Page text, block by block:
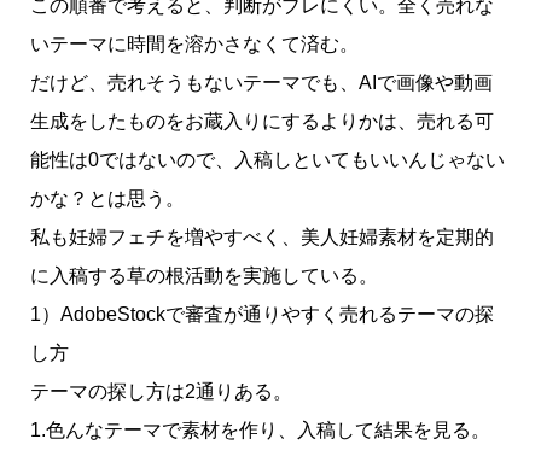
この順番で考えると、判断がブレにくい。全く売れな
いテーマに時間を溶かさなくて済む。
だけど、売れそうもないテーマでも、AIで画像や動画
生成をしたものをお蔵入りにするよりかは、売れる可
能性は0ではないので、入稿しといてもいいんじゃない
かな？とは思う。
私も妊婦フェチを増やすべく、美人妊婦素材を定期的
に入稿する草の根活動を実施している。
1）AdobeStockで審査が通りやすく売れるテーマの探
し方
テーマの探し方は2通りある。
1.色んなテーマで素材を作り、入稿して結果を見る。